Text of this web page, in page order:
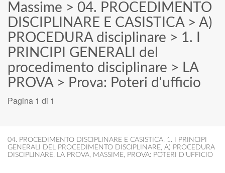
Massime > 04. PROCEDIMENTO
DISCIPLINARE E CASISTICA> A)
PROCEDURA disciplinare > 1. I
PRINCIPI GENERALI del
procedimento disciplinare > LA
PROVA> Prova: Poteri d'ufficio
Pagina 1 di 1
04. PROCEDIMENTO DISCIPLINARE E CASISTICA, 1. I PRINCIPI
GENERALI DEL PROCEDIMENTO DISCIPLINARE, A) PROCEDURA
DISCIPLINARE, LA PROVA, MASSIME, PROVA: POTERI D'UFFICIO